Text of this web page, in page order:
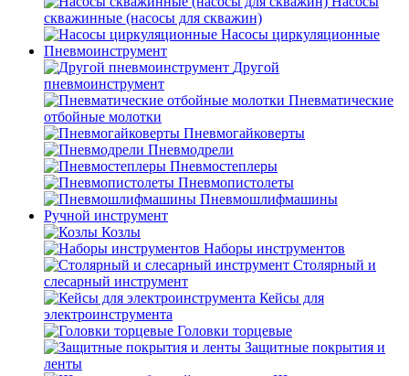
скважинные (насосы для скважин)
Насосы циркуляционные
Пневмоинструмент
Другой
пневмоинструмент
Пневматические
отбойные молотки
Пневмогайковерты
Пневмодрели
Пневмостеплеры
Пневмопистолеты
Пневмошлифмашины
Ручной инструмент
Козлы
Наборы инструментов
Столярный и
слесарный инструмент
Кейсы для
электроинструмента
Головки торцевые
Защитные покрытия и
ленты